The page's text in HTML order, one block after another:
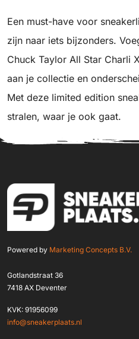
Een must-have voor
zijn naar iets bijzonders.
Chuck Taylor All Star Charli
aan je collectie en
Met deze limited edition
stralen, waar je ook gaat.
Powered by Marketing Concepts B.V.
Gotlandstraat 36
7418 AX Deventer
KVK: 91956099
info@sneakerplaats.nl